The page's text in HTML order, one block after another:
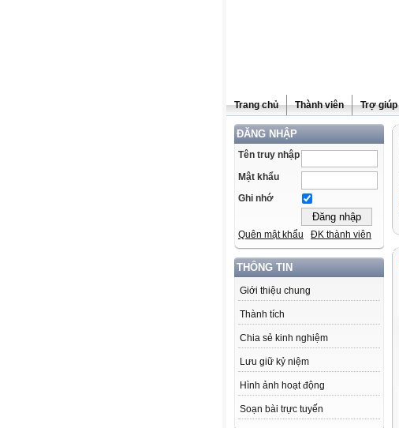
Trang chủ Thành viên Trợ giúp
ĐĂNG NHẬP
Tên truy nhập
Mật khẩu
Ghi nhớ
Quên mật khẩu ĐK thành viên
THÔNG TIN
Giới thiệu chung
Thành tích
Chia sẻ kinh nghiệm
Lưu giữ kỷ niệm
Hình ảnh hoạt động
Soạn bài trực tuyến